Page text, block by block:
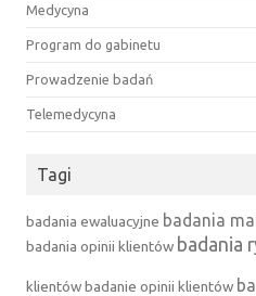
Medycyna
Program do gabinetu
Prowadzenie badań
Telemedycyna
Tagi
badania ewaluacyjne badania
badania opinii klientów badania
klientówbadanie opinii klientów